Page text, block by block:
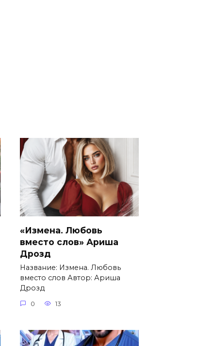
«Измена. Любовь
вместо слов» Ариша
Дрозд
Название: Измена. Любовь
вместо слов Автор: Ариша
Дрозд
0 13